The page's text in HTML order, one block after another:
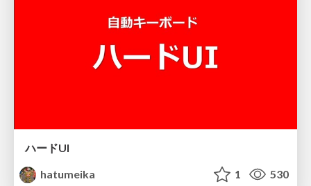
ハードUI
hatumeika
1 530